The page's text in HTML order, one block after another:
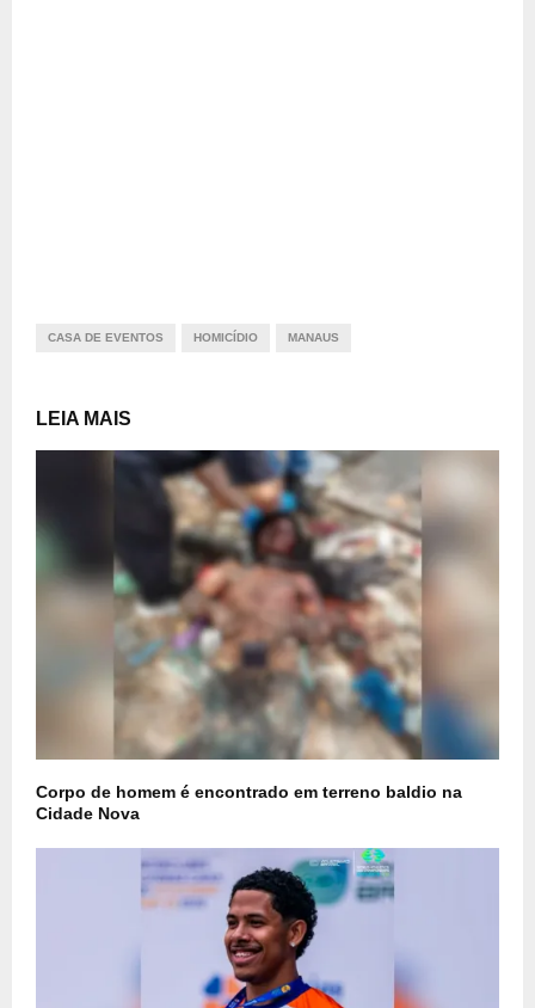
CASA DE EVENTOS HOMICÍDIO MANAUS
LEIA MAIS
Corpo de homem é encontrado em terreno baldio na
Cidade Nova